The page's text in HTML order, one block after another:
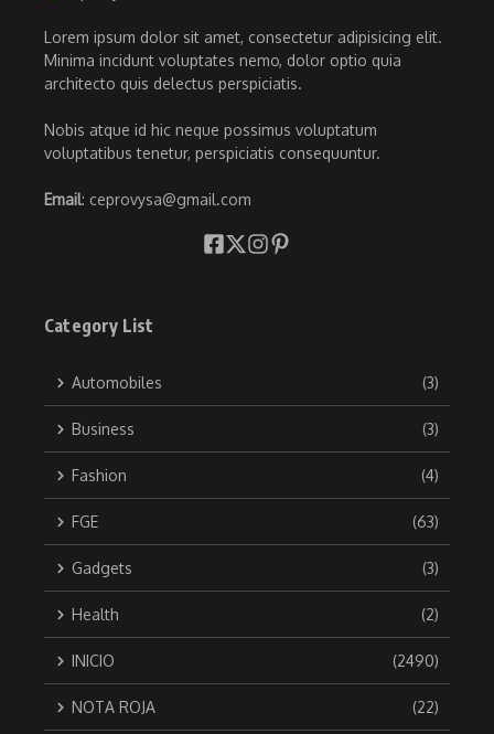
Lorem ipsum dolor sit amet, consectetur adipisicing elit.
Minima incidunt voluptates nemo, dolor optio quia
architecto quis delectus perspiciatis.
Nobis atque id hic neque possimus voluptatum
voluptatibus tenetur, perspiciatis consequuntur.
Email: ceprovysa@gmail.com
Category List
Automobiles (3)
Business (3)
Fashion (4)
FGE (63)
Gadgets (3)
Health (2)
INICIO (2490)
NOTA ROJA (22)